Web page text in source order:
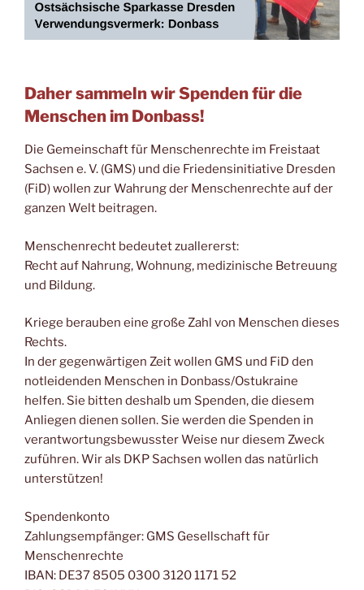
Daher sammeln wir Spenden für die
Menschen im Donbass!
Die Gemeinschaft für Menschenrechte im Freistaat
Sachsen e. V. (GMS) und die Friedensinitiative Dresden
(FiD) wollen zur Wahrung der Menschenrechte auf der
ganzen Welt beitragen.
Menschenrecht bedeutet zuallererst:
Recht auf Nahrung, Wohnung, medizinische Betreuung
und Bildung.
Kriege berauben eine große Zahl von Menschen dieses
Rechts.
In der gegenwärtigen Zeit wollen GMS und FiD den
notleidenden Menschen in Donbass/Ostukraine
helfen. Sie bitten deshalb um Spenden, die diesem
Anliegen dienen sollen. Sie werden die Spenden in
verantwortungsbewusster Weise nur diesem Zweck
zuführen. Wir als DKP Sachsen wollen das natürlich
unterstützen!
Spendenkonto
Zahlungsempfänger: GMS Gesellschaft für
Menschenrechte
IBAN: DE37 8505 0300 3120 1171 52